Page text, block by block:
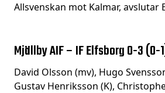
Allsvenskan mot Kalmar, avslutar
Mjällby AIF – IF Elfsborg 0-3 (0-
David Olsson (mv), Hugo
Gustav Henriksson (K),